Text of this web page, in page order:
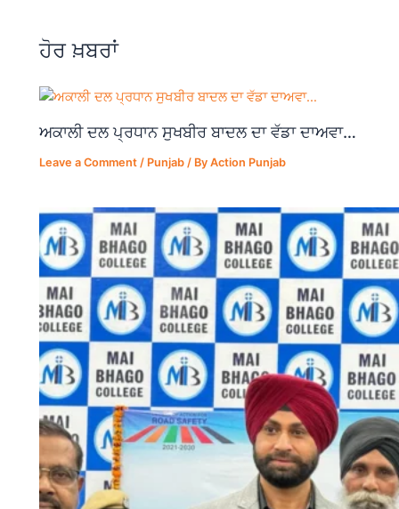
o
o
k
p
p
ਹੋਰ ਖ਼ਬਰਾਂ
ਅਕਾਲੀ ਦਲ ਪ੍ਰਧਾਨ ਸੁਖਬੀਰ ਬਾਦਲ ਦਾ ਵੱਡਾ ਦਾਅਵਾ…
Leave a Comment / Punjab / ByAction Punjab